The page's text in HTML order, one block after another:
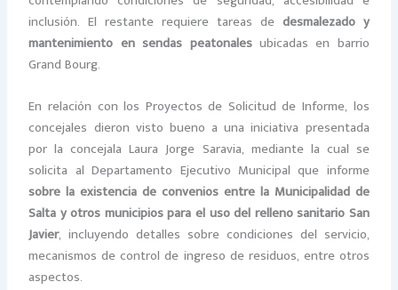
inclusión. El restante requiere tareas de desmalezado y
mantenimiento en sendas peatonales ubicadas en barrio
Grand Bourg.
En relación con los Proyectos de Solicitud de Informe, los
concejales dieron visto bueno a una iniciativa presentada
por la concejala Laura Jorge Saravia, mediante la cual se
solicita al Departamento Ejecutivo Municipal que informe
sobre la existencia de convenios entre la Municipalidad de
Salta y otros municipios para el uso del relleno sanitario San
Javier, incluyendo detalles sobre condiciones del servicio,
mecanismos de control de ingreso de residuos, entre otros
aspectos.